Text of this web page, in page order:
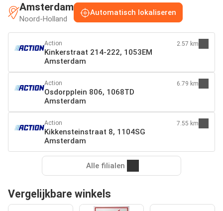
Amsterdam
Noord-Holland
Automatisch lokaliseren
Action
Kinkerstraat 214-222, 1053EM
Amsterdam
2.57 km
Action
Osdorpplein 806, 1068TD
Amsterdam
6.79 km
Action
Kikkensteinstraat 8, 1104SG
Amsterdam
7.55 km
Alle filialen
Vergelijkbare winkels